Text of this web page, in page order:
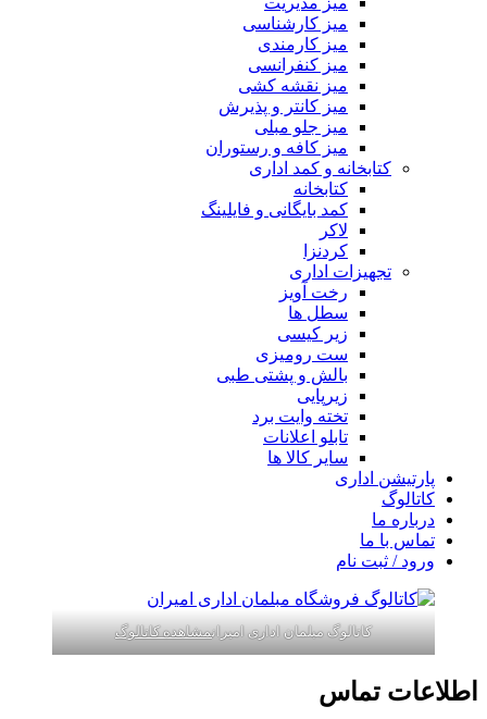
میز کارشناسی
میز کارمندی
میز کنفرانسی
میز نقشه کشی
میز کانتر و پذیرش
میز جلو مبلی
میز کافه و رستوران
کتابخانه و کمد اداری
کتابخانه
کمد بایگانی و فایلینگ
لاکر
کردنزا
تجهیزات اداری
رخت آویز
سطل ها
زیر کیسی
ست رومیزی
بالش و پشتی طبی
زیرپایی
تخته وایت برد
تابلو اعلانات
سایر کالا ها
پارتیشن اداری
کاتالوگ
درباره ما
تماس با ما
ورود / ثبت نام
کاتالوگ مبلمان اداری امیرانمشاهده کاتالوگ
اطلاعات تماس